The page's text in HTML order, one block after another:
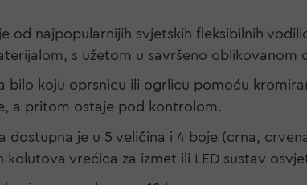
od najpopularnijih svjetskih fleksibilnih
s užetom u savršeno
bilo koju oprsnicu ili ogrlicu pomoću
a pritom ostaje pod kontrolom.
dostupna je u 5 veličina i 4 boje (crna,
vrećica za izmet ili LED sustav